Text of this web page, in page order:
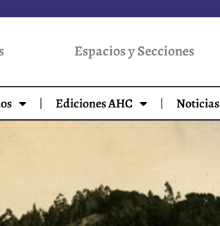
Espacios y Secciones
Ediciones AHC Noticias